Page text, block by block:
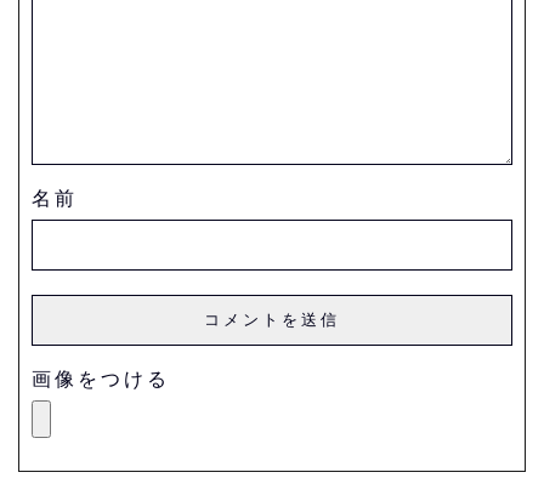
名前
画像をつける